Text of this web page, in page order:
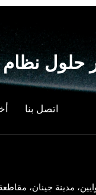
حلول نظام
اتصل بنا
مدينة جينان،